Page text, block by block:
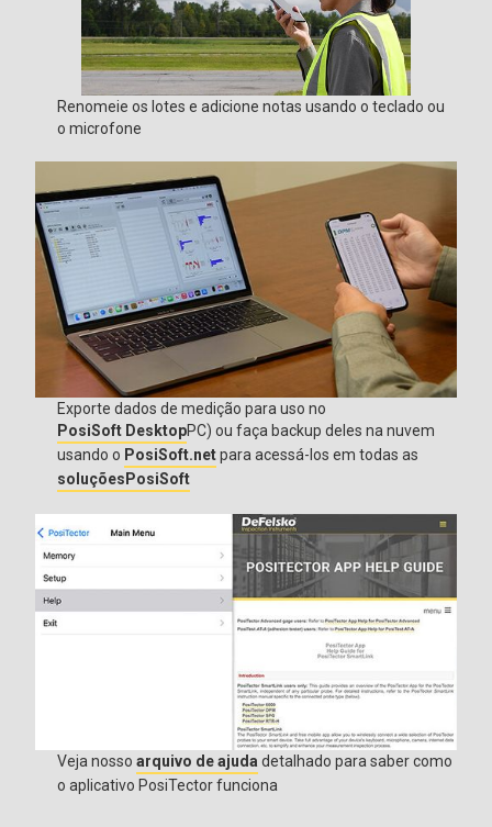
Renomeie os lotes e adicione notas usando o teclado ou
o microfone
Exporte dados de medição para uso no
PosiSoft DesktopPC) ou faça backup deles na nuvem
usando o PosiSoft.netpara acessá-los em todas as
soluçõesPosiSoft
Veja nossoarquivo de ajuda detalhado para saber como
o aplicativo PosiTector funciona